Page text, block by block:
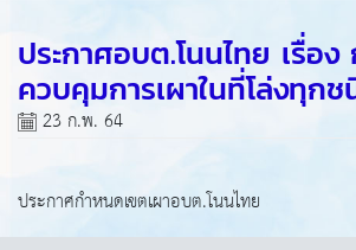
ประกาศอบต.โนนไทย เรื่อ
ควบคุมการเผาในที่โล่งทุก
23 ก.พ. 64
ประกาศกำหนดเขตเผาอบต.โนนไทย